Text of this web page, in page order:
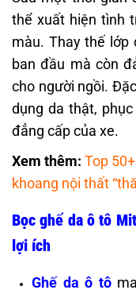
thể xuất hiện tình
màu. Thay thế lớp
ban đầu mà còn
cho người ngồi.
dụng da thật,
đẳng cấp của xe.
Xem thêm: Top
khoang nội thất
Bọc ghế da ô tô
lợi ích
Ghế da ô tô